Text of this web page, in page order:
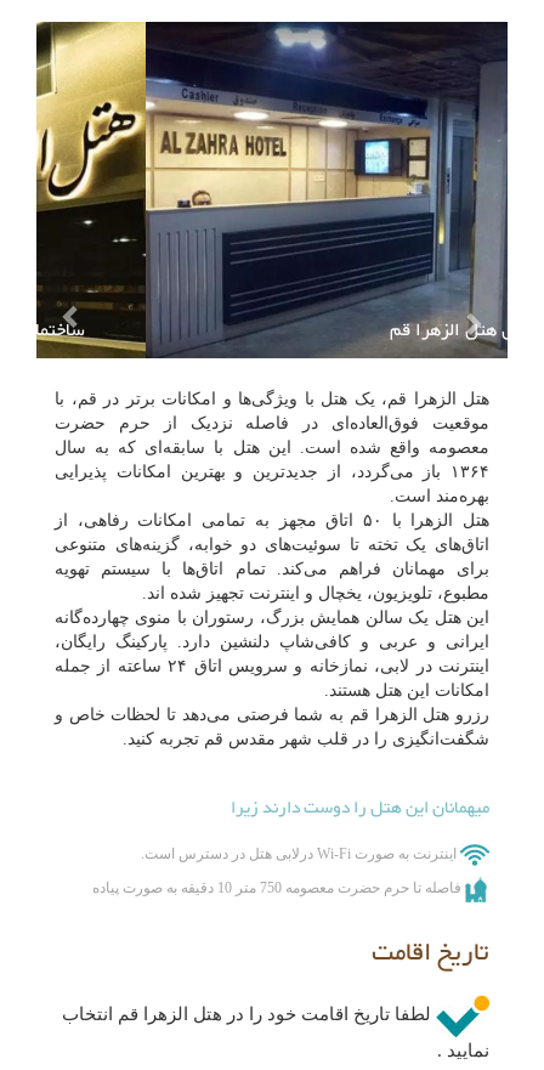
هتل
های
شیراز
هتل
تبریز
پذیرش هتل الزهرا قم
هتل الزهرا قم، یک هتل با ویژگی‌ها و امکانات برتر در قم، با
موقعیت فوق‌العاده‌ای در فاصله نزدیک از حرم حضرت
معصومه واقع شده است. این هتل با سابقه‌ای که به سال
۱۳۶۴ باز می‌گردد، از جدیدترین و بهترین امکانات پذیرایی
بهره‌مند است.
هتل الزهرا با ۵۰ اتاق مجهز به تمامی امکانات رفاهی، از
اتاق‌های یک تخته تا سوئیت‌های دو خوابه، گزینه‌های متنوعی
برای مهمانان فراهم می‌کند. تمام اتاق‌ها با سیستم تهویه
مطبوع، تلویزیون، یخچال و اینترنت تجهیز شده اند.
این هتل یک سالن همایش بزرگ، رستوران با منوی چهارده‌گانه
ایرانی و عربی و کافی‌شاپ دلنشین دارد. پارکینگ رایگان،
اینترنت در لابی، نمازخانه و سرویس اتاق ۲۴ ساعته از جمله
امکانات این هتل هستند.
رزرو هتل الزهرا قم به شما فرصتی می‌دهد تا لحظات خاص و
شگفت‌انگیزی را در قلب شهر مقدس قم تجربه کنید.
میهمانان این هتل را دوست دارند زیرا
اینترنت به صورت Wi-Fi درلابی هتل در دسترس است.
فاصله تا حرم حضرت معصومه 750 متر 10 دقیقه به صورت پیاده
تاریخ اقامت
لطفا تاریخ اقامت خود را در هتل الزهرا قم انتخاب
نمایید .